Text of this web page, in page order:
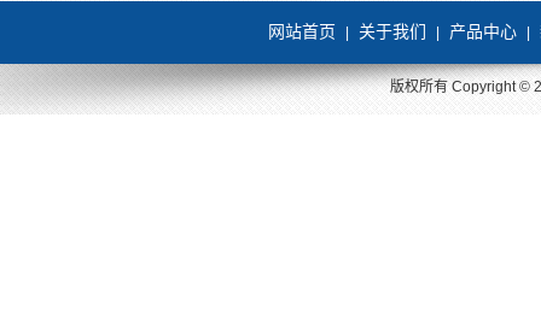
网站首页 关于我们 产品中心
版权所有 Copyright ©